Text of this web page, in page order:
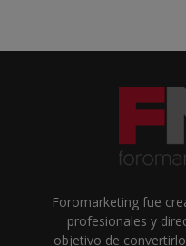
Foromarketing fue
profesionales y
objetivo de